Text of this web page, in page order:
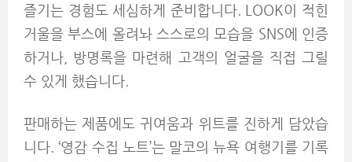
즐기는 경험도 세심하게 준비합니다. LOOK이 적힌
거울을 부스에 올려놔 스스로의 모습을 SNS에 인증
하거나, 방명록을 마련해 고객의 얼굴을 직접 그릴
수 있게 했습니다.
판매하는 제품에도 귀여움과 위트를 진하게 담았습
니다. ‘영감 수집 노트’는 말코의 뉴욕 여행기를 기록